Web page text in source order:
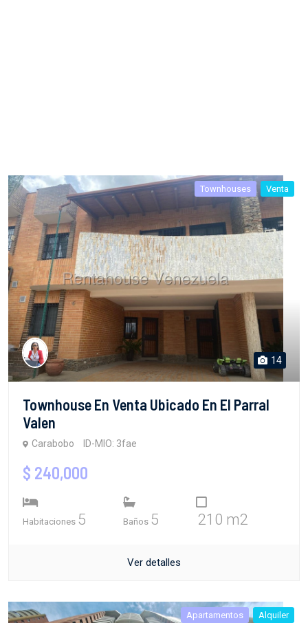
Townhouses Venta
14
Townhouse En Venta Ubicado En El Parral
Valen
Carabobo ID-MIO: 3fae
$ 240,000
Habitaciones 5 Baños 5 210 m2
Ver detalles
Apartamentos Alquiler